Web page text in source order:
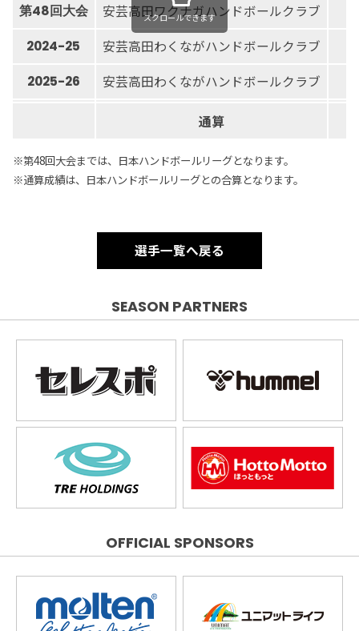
第48回大会 安芸高田ワクナガハンドボールクラブ
2024-25 安芸高田わくながハンドボールクラブ
2025-26 安芸高田わくながハンドボールクラブ
通算
スクロールできます
※第48回大会までは、日本ハンドボールリーグとなります。
※通算成績は、日本ハンドボールリーグとの合算となります。
選手一覧へ戻る
SEASON PARTNERS
OFFICIAL SPONSORS